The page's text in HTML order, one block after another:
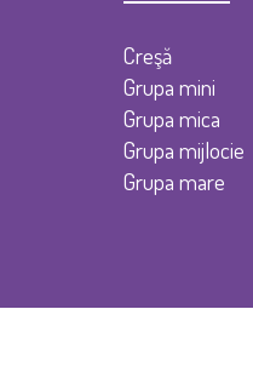
Creşă
Grupa mini
Grupa mica
Grupa mijlocie
Grupa mare